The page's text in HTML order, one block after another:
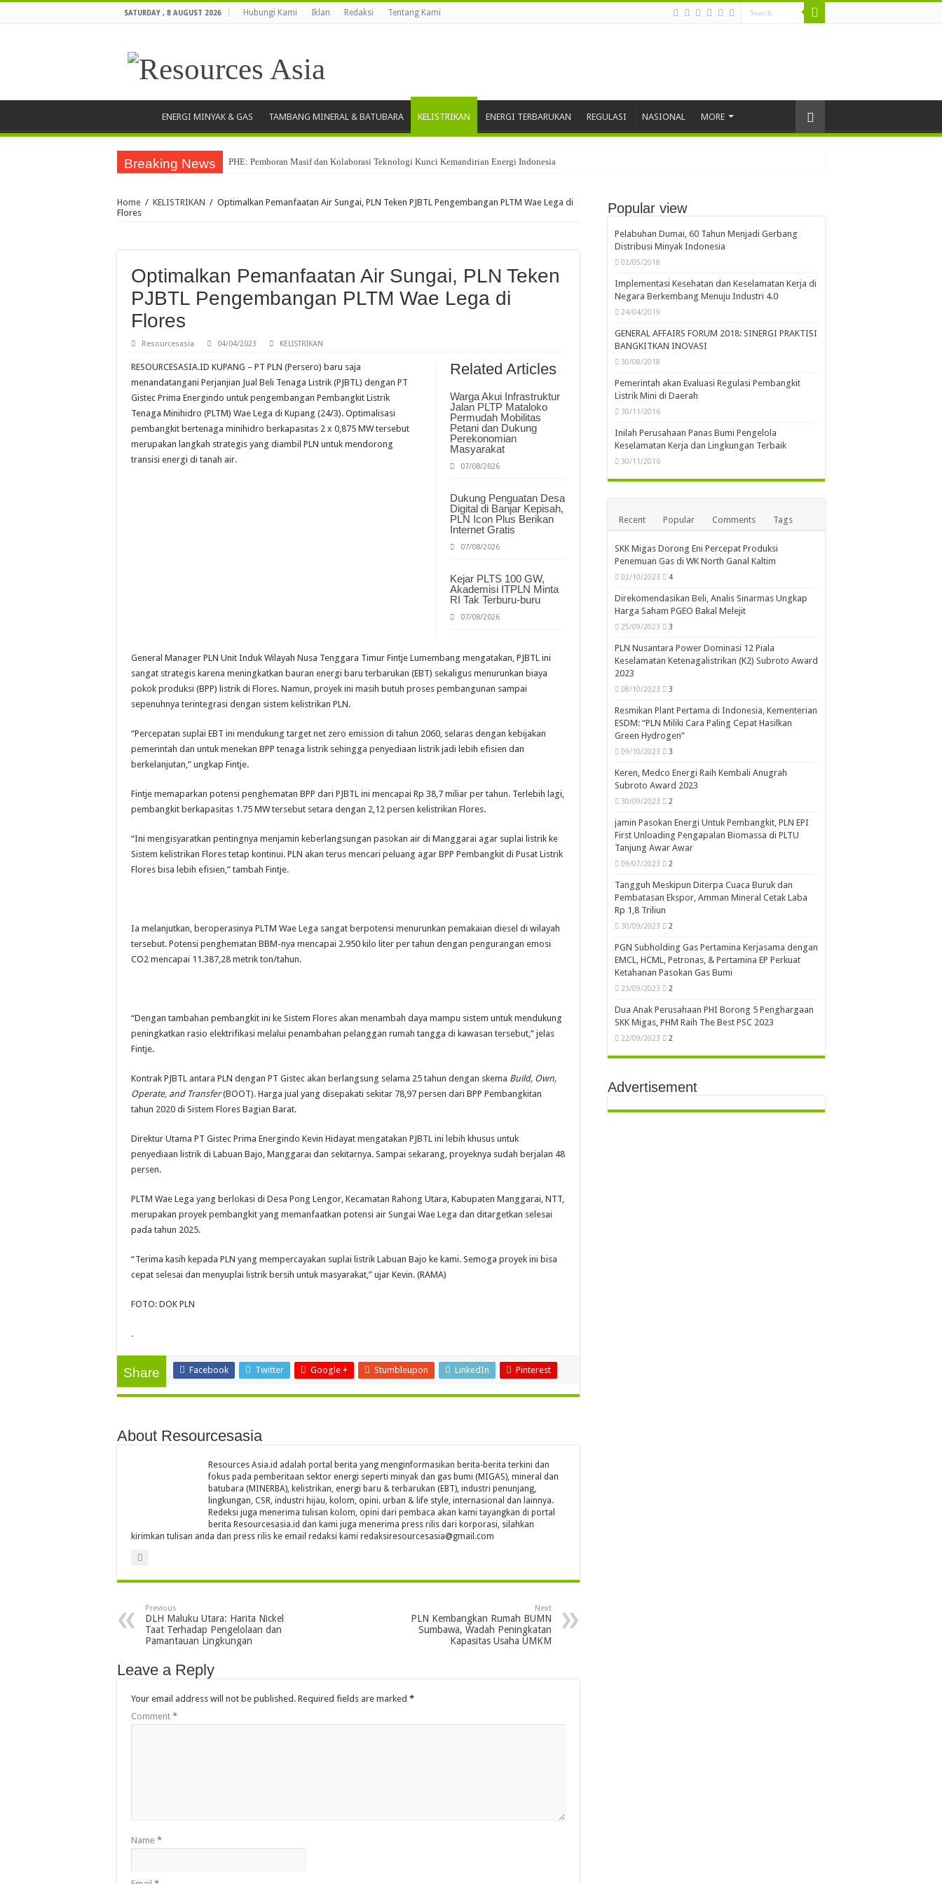
SATURDAY , 8 AUGUST 2026 Hubungi Kami Iklan Redaksi Tentang Kami
ENERGI MINYAK & GAS TAMBANG MINERAL & BATUBARA KELISTRIKAN ENERGI TERBARUKAN REGULASI NASIONAL MORE
Breaking News PHE: Pemboran Masif dan Kolaborasi Teknologi Kunci Kemandirian Energi Indonesia
Warga Akui Infrastruktur Jalan PLTP Mataloko Permudah Mobilitas Petani dan Dukung Perekonomian Masyarakat
Tingkatkan Akses dan Kualitas Pendidikan di Air Upas, Cita Mineral Investindo Tbk Raih Penghargaan ISRA 2026
Elnusa Perkuat Transformasi Digital melalui Pertapixel untuk Dukung Pengelolaan Aset Berbasis Data
Dukung Penguatan Desa Digital di Banjar Kepisah, PLN Icon Plus Berikan Internet Gratis
Kepastian Produksi Tambang, Kontribusi Dividen dan Penerimaan Guna Perkuat Kedaulatan
ESDM Tetapkan HBA Periode Pertama Agustus 2026 USD 124,44 per Ton, Turun 5,62 Persen
Terminal LPG Tanjung Sekong PET Jadi Terminal LPG Pertama di Dunia Bersertifikat Green Terminal
Home / KELISTRIKAN / Optimalkan Pemanfaatan Air Sungai, PLN Teken PJBTL Pengembangan PLTM Wae Lega di
Flores
Optimalkan Pemanfaatan Air Sungai, PLN Teken
PJBTL Pengembangan PLTM Wae Lega di
Flores
Resourcesasia 04/04/2023 KELISTRIKAN
Related Articles
Warga Akui Infrastruktur
Jalan PLTP Mataloko
Permudah Mobilitas
Petani dan Dukung
Perekonomian
Masyarakat
07/08/2026
Dukung Penguatan Desa
Digital di Banjar Kepisah,
PLN Icon Plus Berikan
Internet Gratis
07/08/2026
Kejar PLTS 100 GW,
Akademisi ITPLN Minta
RI Tak Terburu-buru
07/08/2026
RESOURCESASIA.ID KUPANG – PT PLN (Persero) baru saja
menandatangani Perjanjian Jual Beli Tenaga Listrik (PJBTL) dengan PT
Gistec Prima Energindo untuk pengembangan Pembangkit Listrik
Tenaga Minihidro (PLTM) Wae Lega di Kupang (24/3). Optimalisasi
pembangkit bertenaga minihidro berkapasitas 2 x 0,875 MW tersebut
merupakan langkah strategis yang diambil PLN untuk mendorong
transisi energi di tanah air.
General Manager PLN Unit Induk Wilayah Nusa Tenggara Timur Fintje Lumembang mengatakan, PJBTL ini
sangat strategis karena meningkatkan bauran energi baru terbarukan (EBT) sekaligus menurunkan biaya
pokok produksi (BPP) listrik di Flores. Namun, proyek ini masih butuh proses pembangunan sampai
sepenuhnya terintegrasi dengan sistem kelistrikan PLN.
“Percepatan suplai EBT ini mendukung target net zero emission di tahun 2060, selaras dengan kebijakan
pemerintah dan untuk menekan BPP tenaga listrik sehingga penyediaan listrik jadi lebih efisien dan
berkelanjutan,” ungkap Fintje.
Fintje memaparkan potensi penghematan BPP dari PJBTL ini mencapai Rp 38,7 miliar per tahun. Terlebih lagi,
pembangkit berkapasitas 1.75 MW tersebut setara dengan 2,12 persen kelistrikan Flores.
“Ini mengisyaratkan pentingnya menjamin keberlangsungan pasokan air di Manggarai agar suplai listrik ke
Sistem kelistrikan Flores tetap kontinui. PLN akan terus mencari peluang agar BPP Pembangkit di Pusat Listrik
Flores bisa lebih efisien,” tambah Fintje.
Ia melanjutkan, beroperasinya PLTM Wae Lega sangat berpotensi menurunkan pemakaian diesel di wilayah
tersebut. Potensi penghematan BBM-nya mencapai 2.950 kilo liter per tahun dengan pengurangan emosi
CO2 mencapai 11.387,28 metrik ton/tahun.
“Dengan tambahan pembangkit ini ke Sistem Flores akan menambah daya mampu sistem untuk mendukung
peningkatkan rasio elektrifikasi melalui penambahan pelanggan rumah tangga di kawasan tersebut,” jelas
Fintje.
Kontrak PJBTL antara PLN dengan PT Gistec akan berlangsung selama 25 tahun dengan skema Build, Own,
Operate, and Transfer(BOOT). Harga jual yang disepakati sekitar 78,97 persen dari BPP Pembangkitan
tahun 2020 di Sistem Flores Bagian Barat.
Direktur Utama PT Gistec Prima Energindo Kevin Hidayat mengatakan PJBTL ini lebih khusus untuk
penyediaan listrik di Labuan Bajo, Manggarai dan sekitarnya. Sampai sekarang, proyeknya sudah berjalan 48
persen.
PLTM Wae Lega yang berlokasi di Desa Pong Lengor, Kecamatan Rahong Utara, Kabupaten Manggarai, NTT,
merupakan proyek pembangkit yang memanfaatkan potensi air Sungai Wae Lega dan ditargetkan selesai
pada tahun 2025.
“Terima kasih kepada PLN yang mempercayakan suplai listrik Labuan Bajo ke kami. Semoga proyek ini bisa
cepat selesai dan menyuplai listrik bersih untuk masyarakat,” ujar Kevin. (RAMA)
FOTO: DOK PLN
.
Share Facebook Twitter Google + Stumbleupon LinkedIn Pinterest
About Resourcesasia
Resources Asia.id adalah portal berita yang menginformasikan berita-berita terkini dan
fokus pada pemberitaan sektor energi seperti minyak dan gas bumi (MIGAS), mineral dan
batubara (MINERBA), kelistrikan, energi baru & terbarukan (EBT), industri penunjang,
lingkungan, CSR, industri hijau, kolom, opini. urban & life style, internasional dan lainnya.
Redeksi juga menerima tulisan kolom, opini dari pembaca akan kami tayangkan di portal
berita Resourcesasia.id dan kami juga menerima press rilis dari korporasi, silahkan
kirimkan tulisan anda dan press rilis ke email redaksi kami redaksiresourcesasia@gmail.com
Previous
DLH Maluku Utara: Harita Nickel
Taat Terhadap Pengelolaan dan
Pamantauan Lingkungan
Next
PLN Kembangkan Rumah BUMN
Sumbawa, Wadah Peningkatan
Kapasitas Usaha UMKM
Leave a Reply
Your email address will not be published. Required fields are marked *
Comment *
Name *
Popular view
Pelabuhan Dumai, 60 Tahun Menjadi Gerbang
Distribusi Minyak Indonesia
02/05/2018
Implementasi Kesehatan dan Keselamatan Kerja di
Negara Berkembang Menuju Industri 4.0
24/04/2019
GENERAL AFFAIRS FORUM 2018: SINERGI PRAKTISI
BANGKITKAN INOVASI
30/08/2018
Pemerintah akan Evaluasi Regulasi Pembangkit
Listrik Mini di Daerah
30/11/2016
Inilah Perusahaan Panas Bumi Pengelola
Keselamatan Kerja dan Lingkungan Terbaik
30/11/2016
Recent Popular Comments Tags
SKK Migas Dorong Eni Percepat Produksi
Penemuan Gas di WK North Ganal Kaltim
02/10/2023 4
Direkomendasikan Beli, Analis Sinarmas Ungkap
Harga Saham PGEO Bakal Melejit
25/09/2023 3
PLN Nusantara Power Dominasi 12 Piala
Keselamatan Ketenagalistrikan (K2) Subroto Award
2023
08/10/2023 3
Resmikan Plant Pertama di Indonesia, Kementerian
ESDM: “PLN Miliki Cara Paling Cepat Hasilkan
Green Hydrogen”
09/10/2023 3
Keren, Medco Energi Raih Kembali Anugrah
Subroto Award 2023
30/09/2023 2
jamin Pasokan Energi Untuk Pembangkit, PLN EPI
First Unloading Pengapalan Biomassa di PLTU
Tanjung Awar Awar
09/07/2023 2
Tangguh Meskipun Diterpa Cuaca Buruk dan
Pembatasan Ekspor, Amman Mineral Cetak Laba
Rp 1,8 Triliun
30/09/2023 2
PGN Subholding Gas Pertamina Kerjasama dengan
EMCL, HCML, Petronas, & Pertamina EP Perkuat
Ketahanan Pasokan Gas Bumi
23/09/2023 2
Dua Anak Perusahaan PHI Borong 5 Penghargaan
SKK Migas, PHM Raih The Best PSC 2023
22/09/2023 2
Advertisement